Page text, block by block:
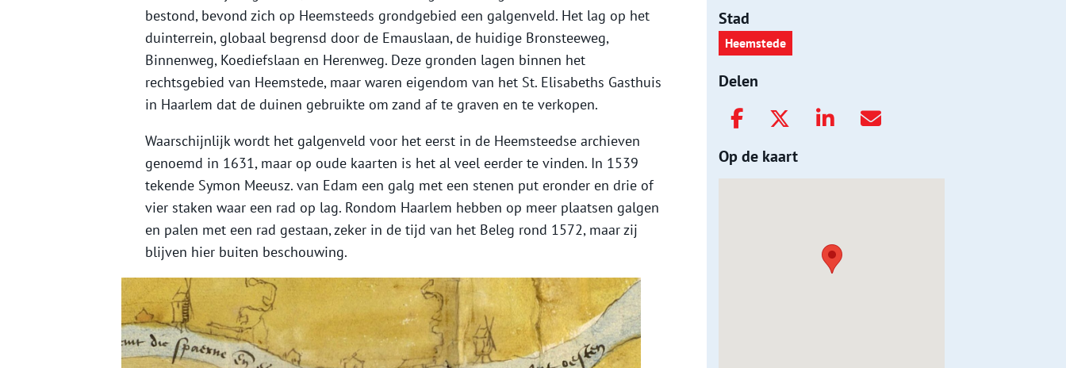
bestond, bevond zich op Heemsteeds grondgebied een galgenveld. Het lag op het
duinterrein, globaal begrensd door de Emauslaan, de huidige Bronsteeweg,
Binnenweg, Koediefslaan en Herenweg. Deze gronden lagen binnen het
rechtsgebied van Heemstede, maar waren eigendom van het St. Elisabeths Gasthuis
in Haarlem dat de duinen gebruikte om zand af te graven en te verkopen.
Waarschijnlijk wordt het galgenveld voor het eerst in de Heemsteedse archieven
genoemd in 1631, maar op oude kaarten is het al veel eerder te vinden. In 1539
tekende Symon Meeusz. van Edam een galg met een stenen put eronder en drie of
vier staken waar een rad op lag. Rondom Haarlem hebben op meer plaatsen galgen
en palen met een rad gestaan, zeker in de tijd van het Beleg rond 1572, maar zij
blijven hier buiten beschouwing.
Stad
Heemstede
Delen
Op de kaart